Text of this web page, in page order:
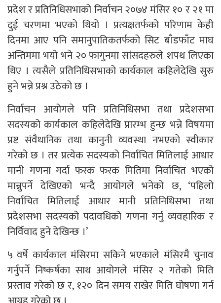
प्रदेश र प्रतिनिधिसभाको निर्वाचन २०७४ मंसिर १० र २१ मा
दुई चरणमा भएको थियो । प्रत्यक्षतर्फको परिणाम केही
दिनमा आए पनि समानुपातिकतर्फको सिट बाँडफाँट माघ
अन्तिममा भयो भने २० फागुनमा सांसदहरुले शपथ लिएका
थिए । त्यसैले प्रतिनिधिसभाको कार्यकाल कहिलेदेखि सुरु
हुने भन्ने प्रश्न उठेको छ ।
निर्वाचन आयोगले पनि प्रतिनिधिसभा तथा प्रदेशसभा
सदस्यको कार्यकाल कहिलेदेखि प्रारम्भ हुन्छ भन्ने विषयमा
प्रष्ट संवैधानिक तथा कानुनी व्यवस्था नभएको स्वीकार
गरेको छ । तर प्रत्येक सदस्यको निर्वाचित मितिलाई आधार
मानी गणना गर्दा फरक फरक मितिमा निर्वाचित भएको
मान्नुपर्ने देखिएको भन्दै आयोगले भनेको छ, ‘पहिलो
निर्वाचित मितिलाई आधार मानी प्रतिनिधिसभा तथा
प्रदेशसभा सदस्यको पदावधिको गणना गर्नु व्यवहारिक र
निर्विवाद हुने देखिन्छ ।’
५ वर्षे कार्यकाल मंसिरमा सकिने भएकाले मंसिरमै चुनाव
गर्नुपर्ने निष्कर्षका साथ आयोगले मंसिर २ गतेको मिति
प्रस्ताव गरेको छ र, १२० दिन समय राखेर मिति घोषणा गर्न